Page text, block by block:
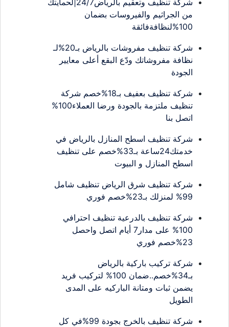
من الجراثيم والفيروسات بضمان
100%لنظافةفائقة
شركة تنظيف مفروشات بالرياض بـ20%لـ
نظافة مفروشاتك ودّع البقع أعلى معايير
الجودة
شركة تنظيف بعفيف بـ18%خصم شركة
تنظيف ملتزمة بالجودة ورضا العملاء100%
اتصل بنا
شركة تنظيف اسطح المنازل بالرياض في
خدمتك24ساعة بـ33%خصم على تنظيف
اسطح المنازل و البيوت
شركة تنظيف شرق الرياض تنظيف شامل
99% لمنزلك بـ23%خصم فوري
شركة تنظيف بالدرعية تنظيف احترافي
100% على مدار7 أيام اتصل واحصل
23%خصم فوري
شركة تركيب باركية بالرياض
بـ34%خصم..ضمان 100% لتركيب فريد
يضمن ثبات ومتانة الباركيه على المدى
الطويل
شركة تنظيف بالخرج بجودة 99%في كل